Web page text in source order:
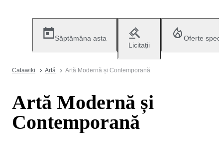
Săptămâna asta
Licitații
Oferte
Catawiki Artă Artă Modernă și Contemporană
Artă Modernă și
Contemporană